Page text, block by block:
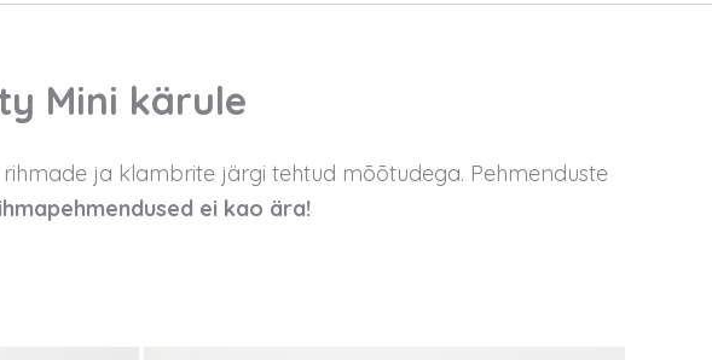
Mini kärule
ja klambrite järgi tehtud mõõtudega. Pehmenduste
ei kao ära!